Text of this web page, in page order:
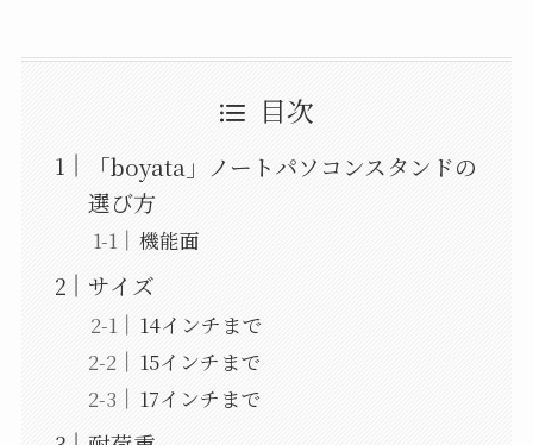
目次
「boyata」ノートパソコンスタンドの
選び方
機能面
サイズ
14インチまで
15インチまで
17インチまで